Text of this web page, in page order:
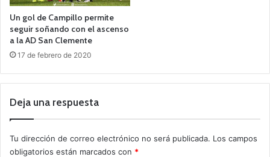
Un gol de Campillo permite
seguir soñando con el ascenso
a la AD San Clemente
17 de febrero de 2020
Deja una respuesta
Tu dirección de correo electrónico no será publicada. Los campos
obligatorios están marcados con *